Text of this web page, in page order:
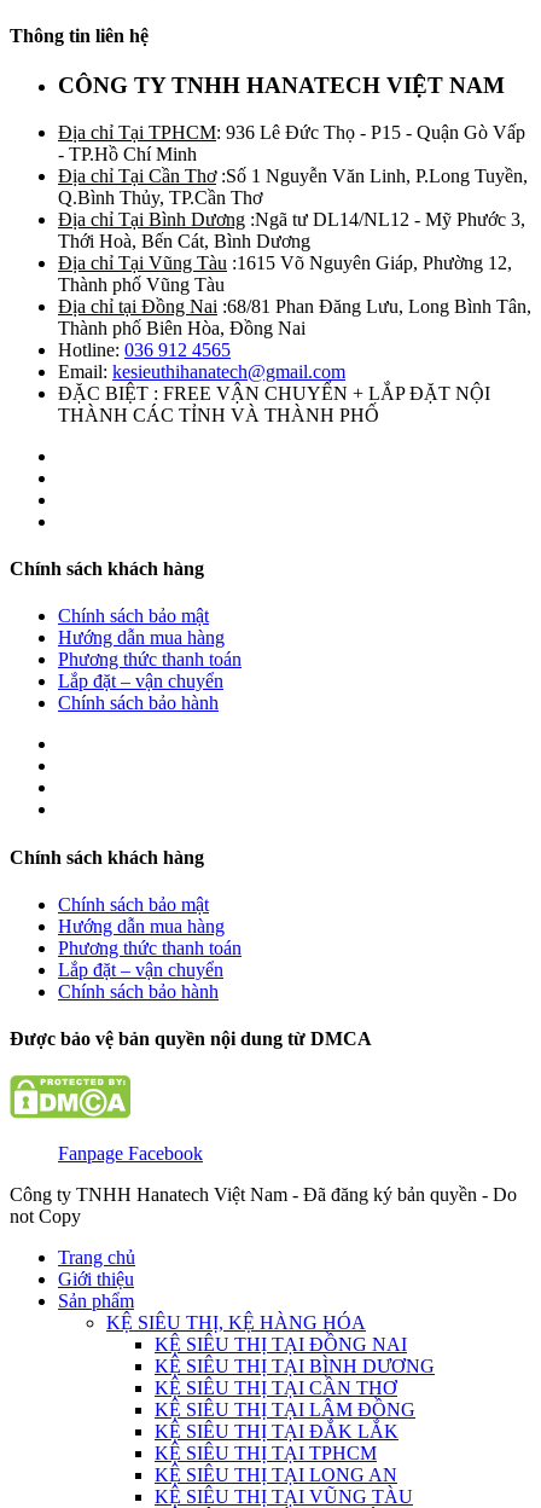
Thông tin liên hệ
CÔNG TY TNHH HANATECH VIỆT NAM
Địa chỉ Tại TPHCM: 936 Lê Đức Thọ - P15 - Quận Gò Vấp
- TP.Hồ Chí Minh
Địa chỉ Tại Cần Thơ:Số 1 Nguyễn Văn Linh, P.Long Tuyền,
Q.Bình Thủy, TP.Cần Thơ
Địa chỉ Tại Bình Dương :Ngã tư DL14/NL12 - Mỹ Phước 3,
Thới Hoà, Bến Cát, Bình Dương
Địa chỉ Tại Vũng Tàu :1615 Võ Nguyên Giáp, Phường 12,
Thành phố Vũng Tàu
Địa chỉ tại Đồng Nai :68/81 Phan Đăng Lưu, Long Bình Tân,
Thành phố Biên Hòa, Đồng Nai
Hotline: 036 912 4565
Email: kesieuthihanatech@gmail.com
ĐẶC BIỆT : FREE VẬN CHUYỂN + LẮP ĐẶT NỘI
THÀNH CÁC TỈNH VÀ THÀNH PHỐ
Chính sách khách hàng
Chính sách bảo mật
Hướng dẫn mua hàng
Phương thức thanh toán
Lắp đặt – vận chuyển
Chính sách bảo hành
Chính sách khách hàng
Chính sách bảo mật
Hướng dẫn mua hàng
Phương thức thanh toán
Lắp đặt – vận chuyển
Chính sách bảo hành
Được bảo vệ bản quyền nội dung từ DMCA
Fanpage Facebook
Công ty TNHH Hanatech Việt Nam - Đã đăng ký bản quyền - Do
not Copy
Trang chủ
Giới thiệu
Sản phẩm
KỆ SIÊU THỊ, KỆ HÀNG HÓA
KỆ SIÊU THỊ TẠI ĐỒNG NAI
KỆ SIÊU THỊ TẠI BÌNH DƯƠNG
KỆ SIÊU THỊ TẠI CẦN THƠ
KỆ SIÊU THỊ TẠI LÂM ĐỒNG
KỆ SIÊU THỊ TẠI ĐẮK LẮK
KỆ SIÊU THỊ TẠI TPHCM
KỆ SIÊU THỊ TẠI LONG AN
KỆ SIÊU THỊ TẠI VŨNG TÀU